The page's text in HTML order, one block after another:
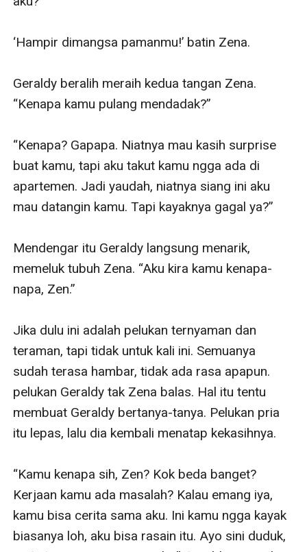
‘Hampir dimangsa pamanmu!’ batin Zena.
Geraldy beralih meraih kedua tangan Zena.
“Kenapa kamu pulang mendadak?”
“Kenapa? Gapapa. Niatnya mau kasih surprise
buat kamu, tapi aku takut kamu ngga ada di
apartemen. Jadi yaudah, niatnya siang ini aku
mau datangin kamu. Tapi kayaknya gagal ya?”
Mendengar itu Geraldy langsung menarik,
memeluk tubuh Zena. “Aku kira kamu kenapa-
napa, Zen.”
Jika dulu ini adalah pelukan ternyaman dan
teraman, tapi tidak untuk kali ini. Semuanya
sudah terasa hambar, tidak ada rasa apapun.
pelukan Geraldy tak Zena balas. Hal itu tentu
membuat Geraldy bertanya-tanya. Pelukan pria
itu lepas, lalu dia kembali menatap kekasihnya.
“Kamu kenapa sih, Zen? Kok beda banget?
Kerjaan kamu ada masalah? Kalau emang iya,
kamu bisa cerita sama aku. Ini kamu ngga kayak
biasanya loh, aku bisa rasain itu. Ayo sini duduk,